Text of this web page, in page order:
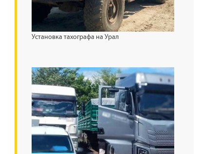
Установка тахографа на Урал